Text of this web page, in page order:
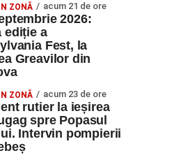
ZONĂ acum 21 de ore
2026:
ediție a
Fest, la
Greavilor din
ZONĂ acum 23 de ore
rutier la ieșirea
spre Popasul
Intervin pompierii